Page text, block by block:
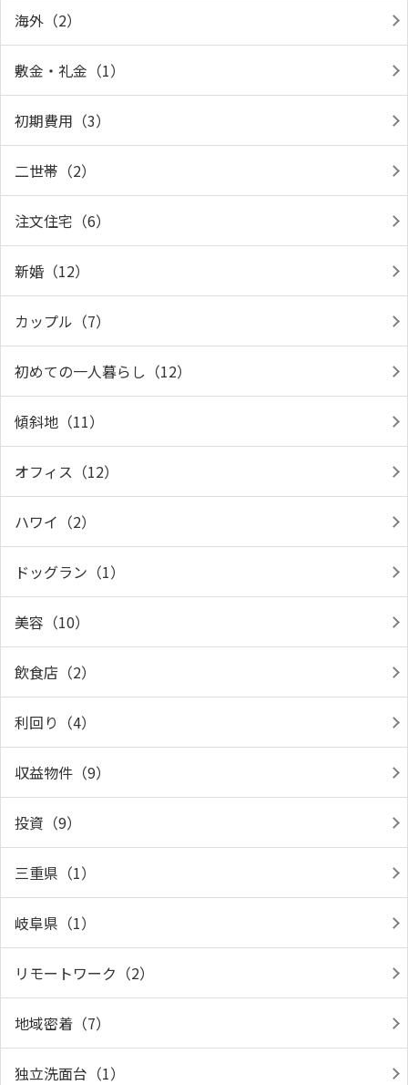
海外（2）
敷金・礼金（1）
初期費用（3）
二世帯（2）
注文住宅（6）
新婚（12）
カップル（7）
初めての一人暮らし（12）
傾斜地（11）
オフィス（12）
ハワイ（2）
ドッグラン（1）
美容（10）
飲食店（2）
利回り（4）
収益物件（9）
投資（9）
三重県（1）
岐阜県（1）
リモートワーク（2）
地域密着（7）
独立洗面台（1）